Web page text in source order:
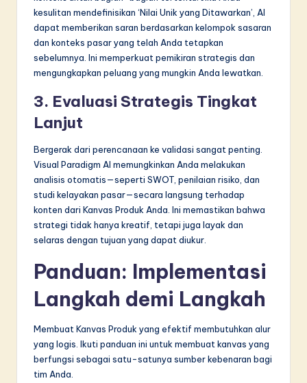
kesulitan mendefinisikan ‘Nilai Unik yang Ditawarkan’, AI
dapat memberikan saran berdasarkan kelompok sasaran
dan konteks pasar yang telah Anda tetapkan
sebelumnya. Ini memperkuat pemikiran strategis dan
mengungkapkan peluang yang mungkin Anda lewatkan.
3. Evaluasi Strategis Tingkat
Lanjut
Bergerak dari perencanaan ke validasi sangat penting.
Visual Paradigm AI memungkinkan Anda melakukan
analisis otomatis—seperti SWOT, penilaian risiko, dan
studi kelayakan pasar—secara langsung terhadap
konten dari Kanvas Produk Anda. Ini memastikan bahwa
strategi tidak hanya kreatif, tetapi juga layak dan
selaras dengan tujuan yang dapat diukur.
Panduan: Implementasi
Langkah demi Langkah
Membuat Kanvas Produk yang efektif membutuhkan alur
yang logis. Ikuti panduan ini untuk membuat kanvas yang
berfungsi sebagai satu-satunya sumber kebenaran bagi
tim Anda.